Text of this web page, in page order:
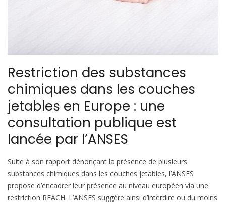
Restriction des substances
chimiques dans les couches
jetables en Europe : une
consultation publique est
lancée par l’ANSES
Suite à son rapport dénonçant la présence de plusieurs
substances chimiques dans les couches jetables, l’ANSES
propose d’encadrer leur présence au niveau européen via une
restriction REACH. L’ANSES suggère ainsi d’interdire ou du moins